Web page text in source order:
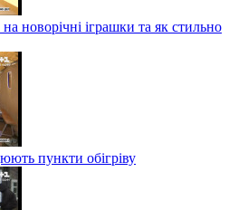
новорічні іграшки та як стильно
пункти обігріву